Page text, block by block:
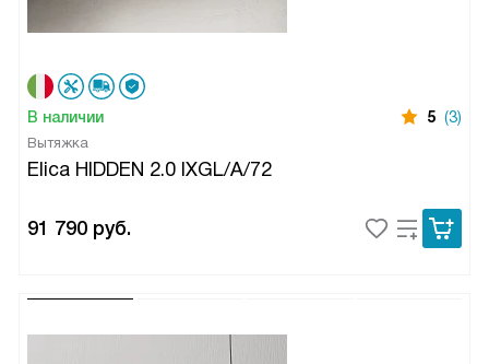
В наличии 5 (3)
Вытяжка
Elica HIDDEN 2.0 IXGL/A/72
91 790 руб.